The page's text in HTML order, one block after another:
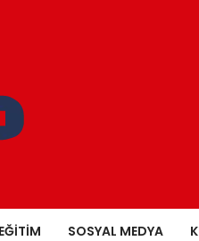
EĞITIM SOSYAL MEDYA